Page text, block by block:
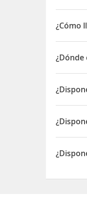
¿Cómo
El
¿Dónde
El Hotel
Sí, el
Sí, el